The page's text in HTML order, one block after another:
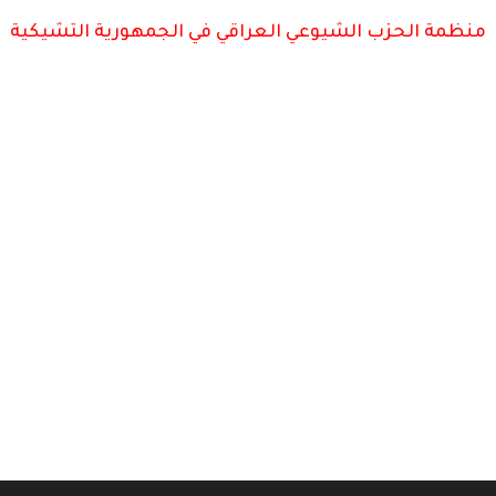
منظمة الحزب الشيوعي العراقي في الجمهورية التشيكية
الشيوعي بهاء الدين نوري